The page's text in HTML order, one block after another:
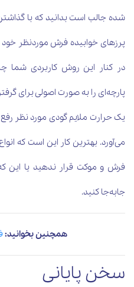
شده جالب است بدانید که با
پرزهای خوابیده فرش موردنظر خود
در کنار این روش کاربردی شما
پارچه‌ای را به صورت اصولی برای
یک حرارت ملایم گودی مورد نظر
می‌آورد. بهترین کار این است که
فرش و موکت قرار ندهید یا این
جابه‌جا کنید.
همچنین بخوانید:
سخن پایانی